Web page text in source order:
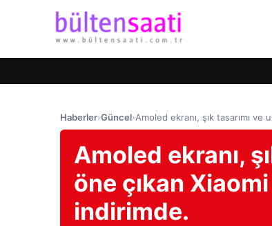
Haberler›Güncel›Amoled ekranı, şık tasarımı
Amoled ekranı,
öne çıkan
indirimde.